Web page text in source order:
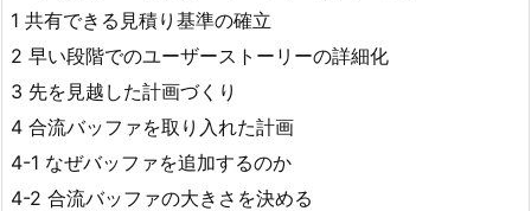
1 共有できる見積り基準の確立
2 早い段階でのユーザーストーリーの詳細化
3 先を見越した計画づくり
4 合流バッファを取り入れた計画
4-1 なぜバッファを追加するのか
4-2 合流バッファの大きさを決める